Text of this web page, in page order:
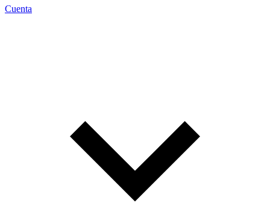
Cuenta